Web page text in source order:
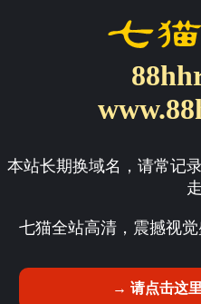
本站长期换域名，请常记
七猫全站高清，震撼视觉
→ 请点击这